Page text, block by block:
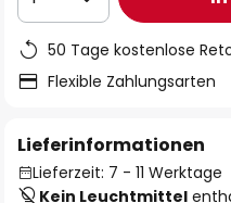
50 Tage kostenlose
Flexible Zahlungsarten
Lieferinformationen
Lieferzeit: 7 - 11 Werktage
Kein Leuchtmittel